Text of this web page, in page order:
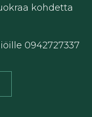
kohdetta
0942727337